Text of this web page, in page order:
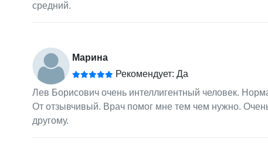
средний.
Марина
Рекомендует: Да
Лев Борисович очень интеллигентный человек.
От отзывчивый. Врач помог мне тем чем нужно.
другому.